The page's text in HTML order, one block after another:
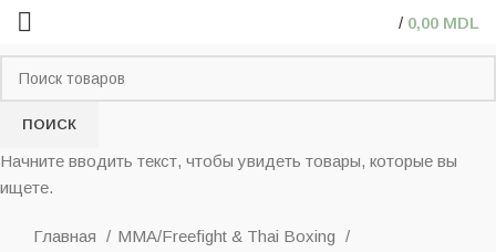
/ 0,00 MDL
Главная
MMA/Freefight & Thai Boxing
ПОИСК
Начните вводить текст, чтобы увидеть товары, которые вы
ищете.